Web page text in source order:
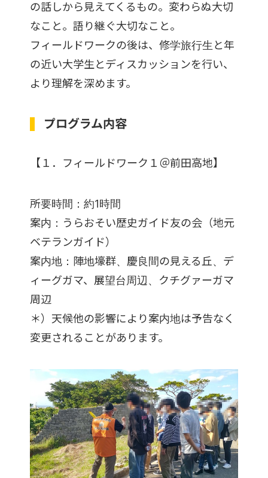
の話しから見えてくるもの。変わらぬ大切
なこと。語り継ぐ大切なこと。
フィールドワークの後は、修学旅行生と年
の近い大学生とディスカッションを行い、
より理解を深めます。
プログラム内容
【１． フィールドワーク１＠前田高地】
所要時間：約1時間
案内：うらおそい歴史ガイド友の会（地元
ベテランガイド）
案内地：陣地壕群、慶良間の見える丘、デ
ィーグガマ、展望台周辺、クチグァーガマ
周辺
＊）天候他の影響により案内地は予告なく
変更されることがあります。